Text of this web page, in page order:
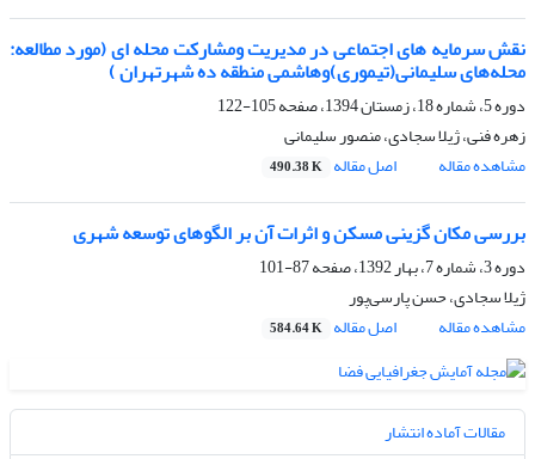
نقش سرمایه های اجتماعی در مدیریت ومشارکت محله ای (مورد مطالعه:
محله‌های سلیمانی(تیموری)وهاشمی منطقه ده شهرتهران )
دوره 5، شماره 18، زمستان 1394، صفحه
105-122
زهره فنی، ژیلا سجادی، منصور سلیمانی
مشاهده مقاله
اصل مقاله 490.38 K
بررسی مکان گزینی مسکن و اثرات آن بر الگوهای توسعه شهری
دوره 3، شماره 7، بهار 1392، صفحه
87-101
ژیلا سجادی، حسن پارسی‌پور
مشاهده مقاله
اصل مقاله 584.64 K
مقالات آماده انتشار